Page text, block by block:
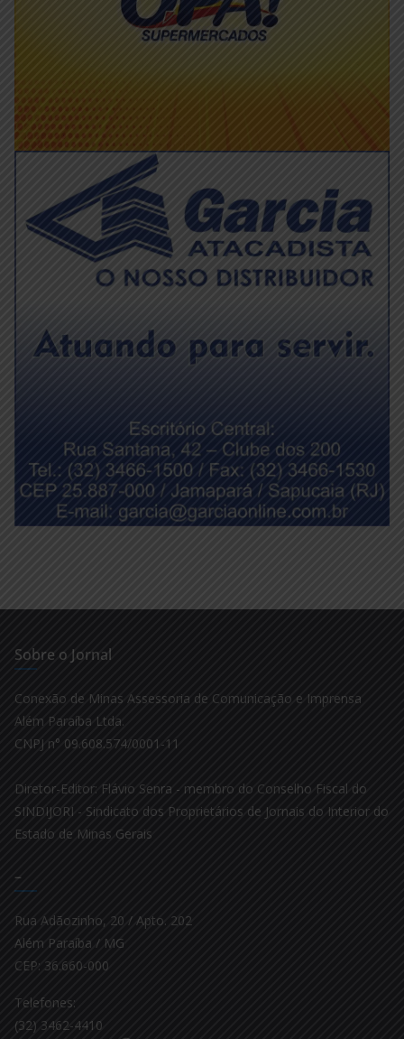
Sobre o Jornal
Conexão de Minas Assessoria de Comunicação e Imprensa
Além Paraíba Ltda.
CNPJ n° 09.608.574/0001-11
Diretor-Editor: Flávio Senra - membro do Conselho Fiscal do
SINDIJORI - Sindicato dos Proprietários de Jornais do Interior do
Estado de Minas Gerais
–
Rua Adãozinho, 20 / Apto. 202
Além Paraíba / MG
CEP: 36.660-000
Telefones:
(32) 3462-4410